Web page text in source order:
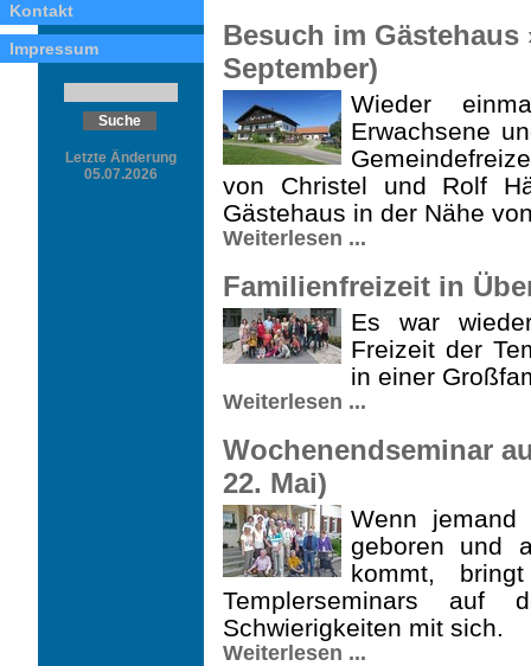
Kontakt
Impressum
Letzte Änderung
05.07.2026
Besuch im Gästehaus
September)
Wieder
Erwachsene
von Christel und Rolf
Gästehaus in der Nähe
Weiterlesen ...
Familienfreizeit in
Es war
Freizeit der
in einer
Weiterlesen ...
Wochenendseminar
22. Mai)
Wenn jemand
geboren und
kommt,
Templersemi­nars auf
Schwierigkeiten mit sich.
Weiterlesen ...